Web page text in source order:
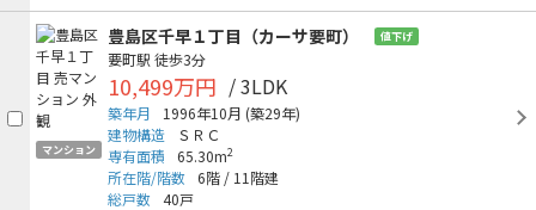
マンション
豊島区千早１丁目（カーサ要町） 値下げ
要町駅 徒歩3分
10,499万円 / 3LDK
築年月 1996年10月 (築29年)
建物構造
ＳＲＣ
専有面積
65.30m2
所在階/階数 6階 / 11階建
総戸数 40戸